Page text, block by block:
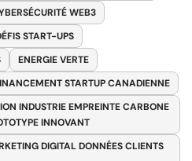
WEB3
START-UPS
ENERGIE VERTE
STARTUP CANADIENNE
INDUSTRIE EMPREINTE CARBONE
INNOVANT
DIGITAL DONNÉES CLIENTS